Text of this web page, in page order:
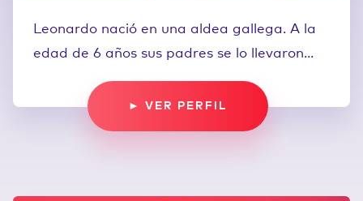
Leonardo nació en una aldea gallega. A la
edad de 6 años sus padres se lo llevaron...
► VER PERFIL